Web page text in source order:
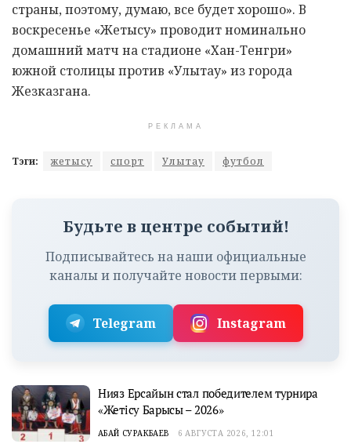
страны, поэтому, думаю, все будет хорошо». В
воскресенье «Жетысу» проводит номинально
домашний матч на стадионе «Хан-Тенгри»
южной столицы против «Улытау» из города
Жезказгана.
РЕКЛАМА
Тэги: жетысу спорт Улытау футбол
Будьте в центре событий!
Подписывайтесь на наши официальные
каналы и получайте новости первыми:
Telegram Instagram
Нияз Ерсайын стал победителем турнира
«Жетісу Барысы – 2026»
АБАЙ СУРАКБАЕВ 6 АВГУСТА 2026, 12:01